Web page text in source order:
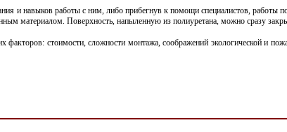
и навыков работы с ним, либо прибегнув к помощи специалистов, работы
материалом. Поверхность, напыленную из полиуретана, можно сразу
стоимости, сложности монтажа, соображений экологической и